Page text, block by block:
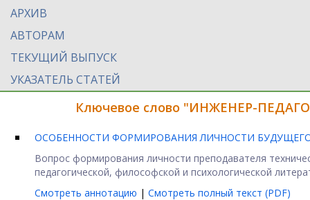
АРХИВ
АВТОРАМ
ТЕКУЩИЙ ВЫПУСК
УКАЗАТЕЛЬ СТАТЕЙ
Ключевое слово "ИНЖЕНЕР-
ОСОБЕННОСТИ ФОРМИРОВАНИЯ ЛИЧНОСТИ
Вопрос формирования личности преподавателя
педагогической, философской и психологической
Смотреть аннотацию | Смотреть полный текст (PDF)